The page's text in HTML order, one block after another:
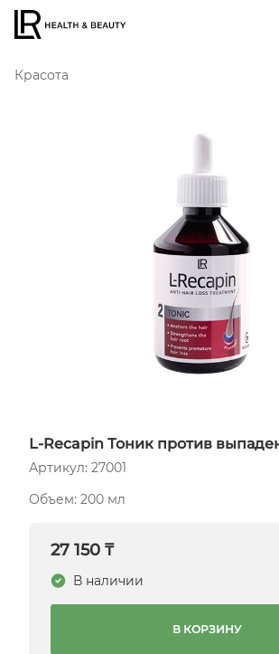
Красота
L-Recapin Тоник против
Артикул: 27001
Объем: 200 мл
27 150 ₸
В наличии
В КОРЗИНУ